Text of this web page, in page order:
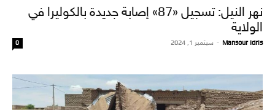
نهر النيل: تسجيل «87» إصابة جديدة بالكوليرا في
الولاية
Mansour Idris
- سبتمبر 1, 2024 0